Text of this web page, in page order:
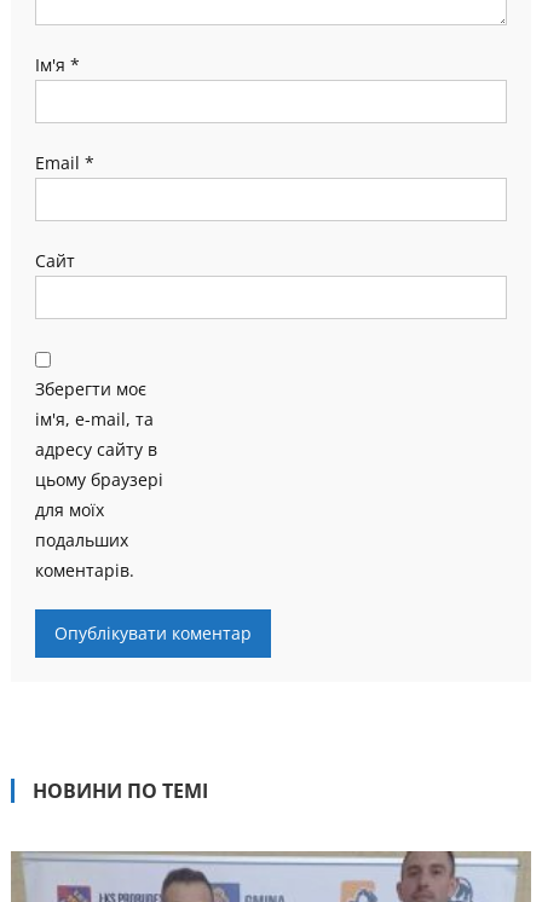
Ім'я *
Email *
Сайт
Зберегти моє
ім'я, e-mail, та
адресу сайту в
цьому браузері
для моїх
подальших
коментарів.
НОВИНИ ПО ТЕМІ